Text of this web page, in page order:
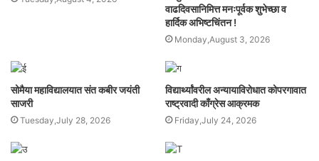
वाढदिवसानिमित्त मनःपूर्वक शुभेच्छा व
हार्दिक अभिष्टचिंतन !
Monday,August 3, 2026
सोमैया महाविद्यालयात संत कबीर जयंती
साजरी
Tuesday,July 28, 2026
विद्यार्थ्यांवरील अन्यायाविरोधात कोपरगावात
राष्ट्रवादी काँग्रेस आक्रमक
Friday,July 24, 2026